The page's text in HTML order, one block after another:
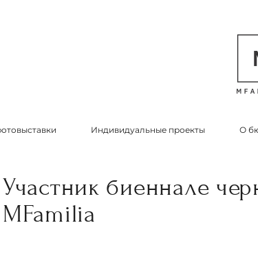
Индивидуальные проекты О
Участник биеннале
MFamilia